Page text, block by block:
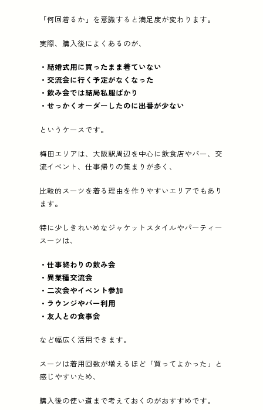
「何回着るか」を意識すると満足度が変わります。
実際、購入後によくあるのが、
・結婚式用に買ったまま着ていない
・交流会に行く予定がなくなった
・飲み会では結局私服ばかり
・せっかくオーダーしたのに出番が少ない
というケースです。
梅田エリアは、大阪駅周辺を中心に飲食店やバー、交
流イベント、仕事帰りの集まりが多く、
比較的スーツを着る理由を作りやすいエリアでもあり
ます。
特に少しきれいめなジャケットスタイルやパーティー
スーツは、
・仕事終わりの飲み会
・異業種交流会
・二次会やイベント参加
・ラウンジやバー利用
・友人との食事会
など幅広く活用できます。
スーツは着用回数が増えるほど「買ってよかった」と
感じやすいため、
購入後の使い道まで考えておくのがおすすめです。